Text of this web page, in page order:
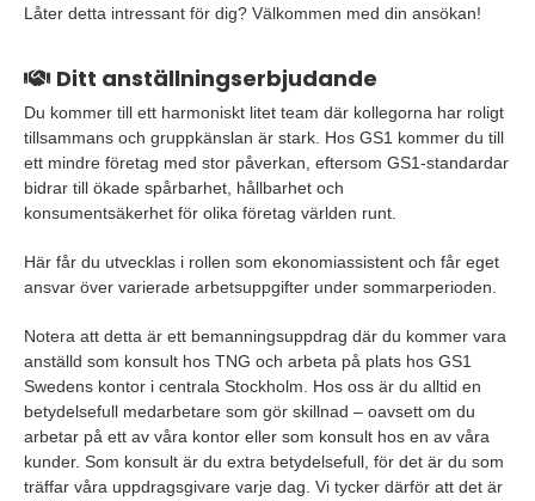
Låter detta intressant för dig? Välkommen med din ansökan!
Ditt anställningserbjudande
Du kommer till ett harmoniskt litet team där kollegorna har roligt
tillsammans och gruppkänslan är stark. Hos GS1 kommer du till
ett mindre företag med stor påverkan, eftersom GS1-standardar
bidrar till ökade spårbarhet, hållbarhet och
konsumentsäkerhet för olika företag världen runt.
Här får du utvecklas i rollen som ekonomiassistent och får eget
ansvar över varierade arbetsuppgifter under sommarperioden.
Notera att detta är ett bemanningsuppdrag där du kommer vara
anställd som konsult hos TNG och arbeta på plats hos GS1
Swedens kontor i centrala Stockholm. Hos oss är du alltid en
betydelsefull medarbetare som gör skillnad – oavsett om du
arbetar på ett av våra kontor eller som konsult hos en av våra
kunder. Som konsult är du extra betydelsefull, för det är du som
träffar våra uppdragsgivare varje dag. Vi tycker därför att det är